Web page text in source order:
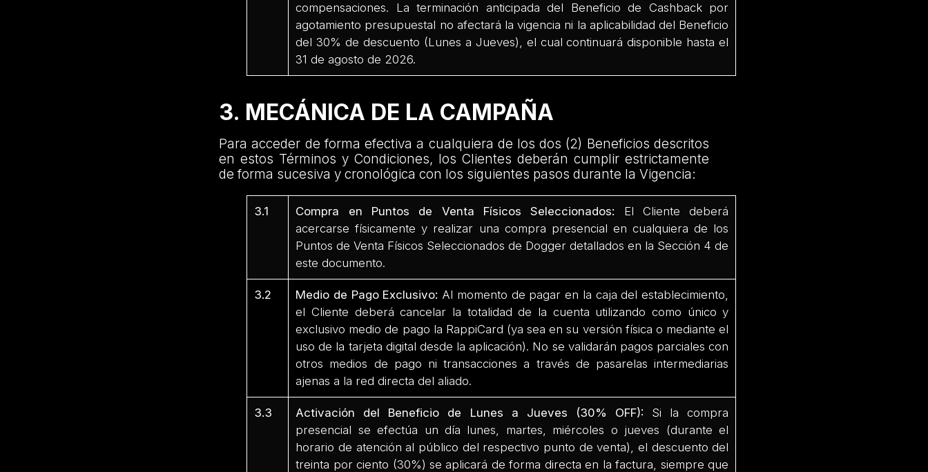
compensaciones. La terminación anticipada del Beneficio de Cashback por
agotamiento presupuestal no afectará la vigencia ni la aplicabilidad del Beneficio
del 30% de descuento (Lunes a Jueves), el cual continuará disponible hasta el
31 de agosto de 2026.
3. MECÁNICA DE LA CAMPAÑA
Para acceder de forma efectiva a cualquiera de los dos (2) Beneficios descritos
en estos Términos y Condiciones, los Clientes deberán cumplir estrictamente
de forma sucesiva y cronológica con los siguientes pasos durante la Vigencia:
3.1 Compra en Puntos de Venta Físicos Seleccionados: El Cliente deberá
acercarse físicamente y realizar una compra presencial en cualquiera de los
Puntos de Venta Físicos Seleccionados de Dogger detallados en la Sección 4 de
este documento.
3.2 Medio de Pago Exclusivo: Al momento de pagar en la caja del establecimiento,
el Cliente deberá cancelar la totalidad de la cuenta utilizando como único y
exclusivo medio de pago la RappiCard (ya sea en su versión física o mediante el
uso de la tarjeta digital desde la aplicación). No se validarán pagos parciales con
otros medios de pago ni transacciones a través de pasarelas intermediarias
ajenas a la red directa del aliado.
3.3 Activación del Beneficio de Lunes a Jueves (30% OFF): Si la compra
presencial se efectúa un día lunes, martes, miércoles o jueves (durante el
horario de atención al público del respectivo punto de venta), el descuento del
treinta por ciento (30%) se aplicará de forma directa en la factura, siempre que